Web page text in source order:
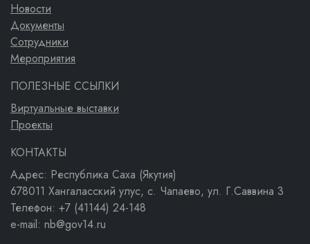
Новости
Документы
Сотрудники
Мероприятия
ПОЛЕЗНЫЕ ССЫЛКИ
Виртуальные выставки
Проекты
КОНТАКТЫ
Адрес: Республика Саха (Якутия)
678011 Хангаласский улус, с. Чапаево, ул. Г.Саввина 3
Телефон: +7 (41144) 24-148
e-mail: nb@gov14.ru